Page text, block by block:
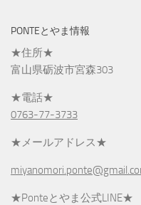
PONTEとやま情報
★住所★
富山県砺波市宮森303
★電話★
0763-77-3733
★メールアドレス★
★Ponteとやま公式LINE★